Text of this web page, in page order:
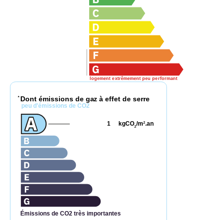
logement extrêmement peu performant
* Dont émissions de gaz à effet de serre
peu d'émissions de CO2
Émissions de CO2 très importantes
kgCO2/m2.an
1